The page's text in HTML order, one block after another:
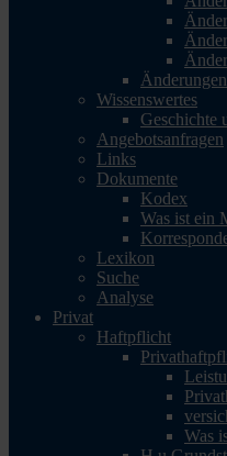
Wissenswertes
Geschichte
Angebotsanfragen
Links
Dokumente
Kodex
Was ist ein
Lexikon
Suche
Analyse
Privat
Haftpflicht
Was